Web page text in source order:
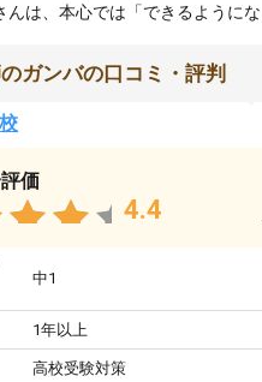
んは、本心では「できるように
ガンバの口コミ・評判
価
4.4
中1
1年以上
高校受験対策